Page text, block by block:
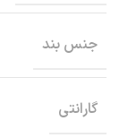
جنس بند
گارانتی